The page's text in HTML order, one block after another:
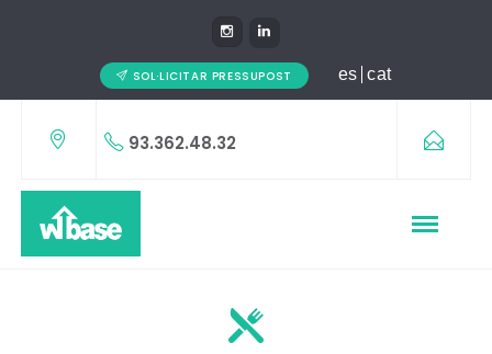
SOL·LICITAR PRESSUPOST es cat
93.362.48.32